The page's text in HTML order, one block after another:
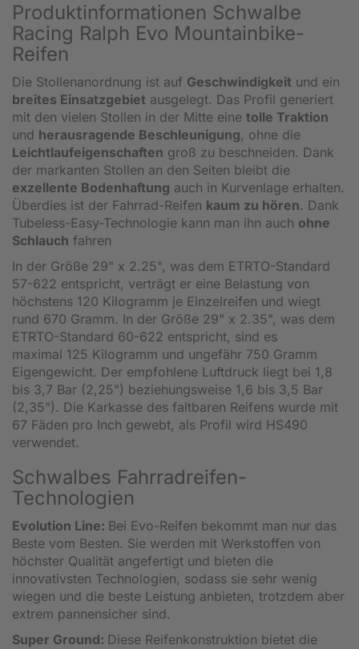
Produktinformationen Schwalbe
Racing Ralph Evo Mountainbike-
Reifen
Die Stollenanordnung ist auf Geschwindigkeit und ein
breites Einsatzgebiet ausgelegt. Das Profil generiert
mit den vielen Stollen in der Mitte eine tolle Traktion
und herausragende Beschleunigung, ohne die
Leichtlaufeigenschaften groß zu beschneiden. Dank
der markanten Stollen an den Seiten bleibt die
exzellente Bodenhaftung auch in Kurvenlage erhalten.
Überdies ist der Fahrrad-Reifen kaum zu hören. Dank
Tubeless-Easy-Technologie kann man ihn auch ohne
Schlauch fahren
In der Größe 29" x 2.25", was dem ETRTO-Standard
57-622 entspricht, verträgt er eine Belastung von
höchstens 120 Kilogramm je Einzelreifen und wiegt
rund 670 Gramm. In der Größe 29" x 2.35", was dem
ETRTO-Standard 60-622 entspricht, sind es
maximal 125 Kilogramm und ungefähr 750 Gramm
Eigengewicht. Der empfohlene Luftdruck liegt bei 1,8
bis 3,7 Bar (2,25") beziehungsweise 1,6 bis 3,5 Bar
(2,35"). Die Karkasse des faltbaren Reifens wurde mit
67 Fäden pro Inch gewebt, als Profil wird HS490
verwendet.
Schwalbes Fahrradreifen-
Technologien
Evolution Line: Bei Evo-Reifen bekommt man nur das
Beste vom Besten. Sie werden mit Werkstoffen von
höchster Qualität angefertigt und bieten die
innovativsten Technologien, sodass sie sehr wenig
wiegen und die beste Leistung anbieten, trotzdem aber
extrem pannensicher sind.
Super Ground: Diese Reifenkonstruktion bietet die